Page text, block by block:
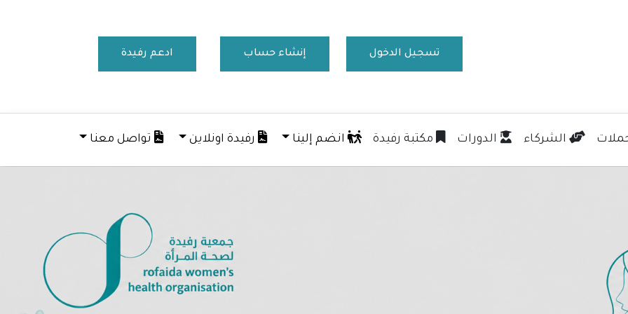
تسجيل الدخول إنشاء حساب ادعم رفيدة
الشركاء الدورات مكتبة رفيدة انضم إلينا رفيدة اونلاين تواصل معنا